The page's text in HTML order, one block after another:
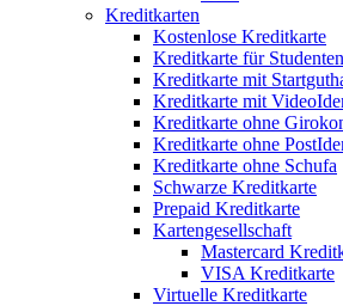
Kreditkarten
Kostenlose Kreditkarte
Kreditkarte für Studenten
Kreditkarte mit
Kreditkarte mit
Kreditkarte ohne
Kreditkarte ohne
Kreditkarte ohne Schufa
Schwarze Kreditkarte
Prepaid Kreditkarte
Kartengesellschaft
Mastercard
VISA Kreditkarte
Virtuelle Kreditkarte